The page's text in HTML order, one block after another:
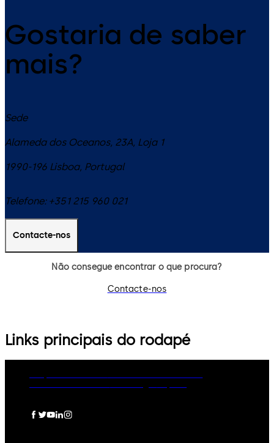
Gostaria de saber
mais?
Sede
Alameda dos Oceanos, 23A, Loja 1
1990-196 Lisboa, Portugal
Telefone: +351 215 960 021
Contacte-nos
Não consegue encontrar o que procura?
Contacte-nos
Links principais do rodapé